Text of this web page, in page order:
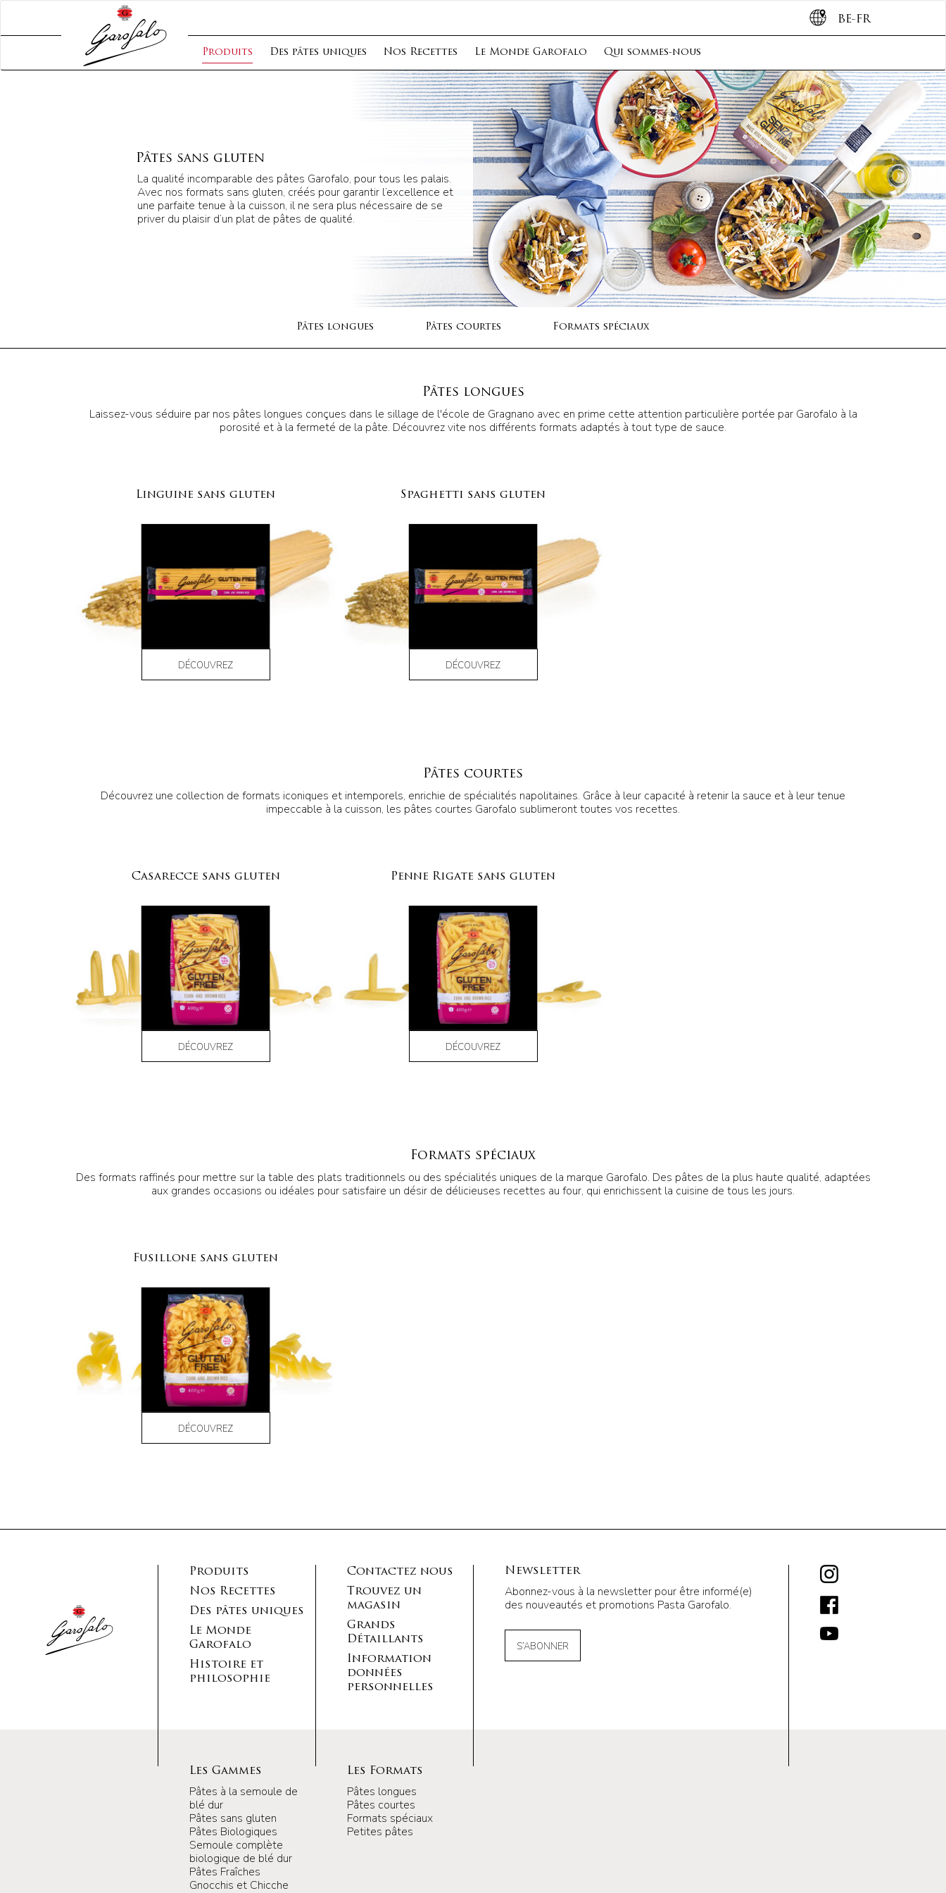
Produits Des pâtes uniques Nos Recettes Le Monde Garofalo Qui sommes-nous
BE-FR
Pâtes sans gluten
La qualité incomparable des pâtes Garofalo, pour tous les palais.
Avec nos formats sans gluten, créés pour garantir l’excellence et
une parfaite tenue à la cuisson, il ne sera plus nécessaire de se
priver du plaisir d’un plat de pâtes de qualité.
Pâtes longues Pâtes courtes Formats spéciaux
Pâtes longues
Laissez-vous séduire par nos pâtes longues conçues dans le sillage de l'école de Gragnano avec en prime cette attention particulière portée par Garofalo à la
porosité et à la fermeté de la pâte. Découvrez vite nos différents formats adaptés à tout type de sauce.
Linguine sans gluten
DÉCOUVREZ
Spaghetti sans gluten
DÉCOUVREZ
Pâtes courtes
Découvrez une collection de formats iconiques et intemporels, enrichie de spécialités napolitaines. Grâce à leur capacité à retenir la sauce et à leur tenue
impeccable à la cuisson, les pâtes courtes Garofalo sublimeront toutes vos recettes.
Casarecce sans gluten
DÉCOUVREZ
Penne Rigate sans gluten
DÉCOUVREZ
Formats spéciaux
Des formats raffinés pour mettre sur la table des plats traditionnels ou des spécialités uniques de la marque Garofalo. Des pâtes de la plus haute qualité, adaptées
aux grandes occasions ou idéales pour satisfaire un désir de délicieuses recettes au four, qui enrichissent la cuisine de tous les jours.
Fusillone sans gluten
DÉCOUVREZ
Produits
Nos Recettes
Des pâtes uniques
Le Monde
Garofalo
Histoire et
philosophie
Contactez nous
Trouvez un
magasin
Grands
Détaillants
Information
données
personnelles
Newsletter
Abonnez-vous à la newsletter pour être informé(e)
des nouveautés et promotions Pasta Garofalo.
S’ABONNER
Les Gammes
Pâtes à la semoule de
blé dur
Pâtes sans gluten
Pâtes Biologiques
Semoule complète
biologique de blé dur
Pâtes Fraîches
Gnocchis et Chicche
Les Formats
Pâtes longues
Pâtes courtes
Formats spéciaux
Petites pâtes